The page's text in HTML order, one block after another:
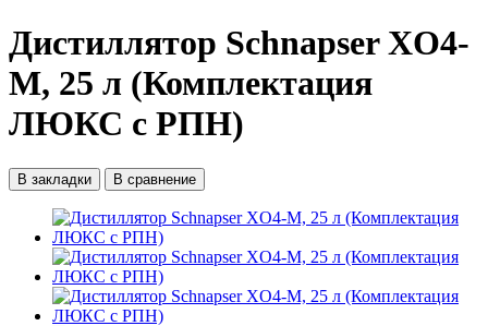
Дистиллятор Schnapser XO4-
M, 25 л (Комплектация
ЛЮКС с РПН)
В закладки В сравнение